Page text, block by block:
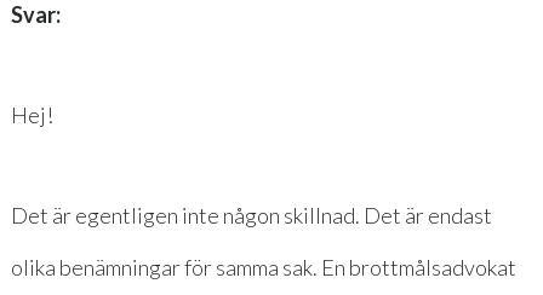
Svar:
Hej!
Det är egentligen inte någon skillnad. Det är endast
olika benämningar för samma sak. En brottmålsadvokat